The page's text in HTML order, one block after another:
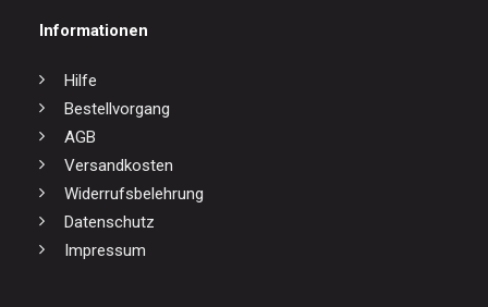
Informationen
Hilfe
Bestellvorgang
AGB
Versandkosten
Widerrufsbelehrung
Datenschutz
Impressum